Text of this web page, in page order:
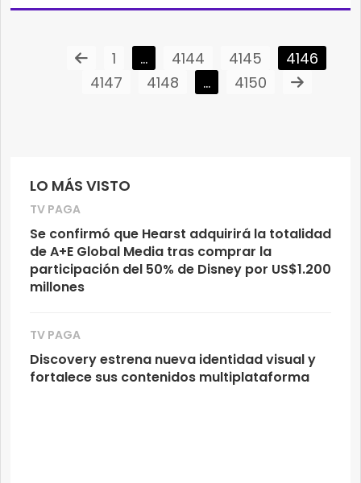
LO MÁS VISTO
TV PAGA
Se confirmó que Hearst adquirirá la totalidad
de A+E Global Media tras comprar la
participación del 50% de Disney por US$1.200
millones
TV PAGA
Discovery estrena nueva identidad visual y
fortalece sus contenidos multiplataforma
1 … 4144 4145
4146
4147
4148 … 4150